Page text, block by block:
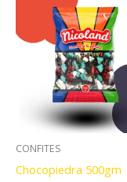
CONFITES
Chocopiedra 500gm